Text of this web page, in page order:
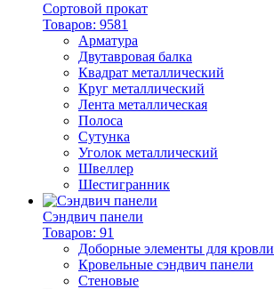
Сортовой прокат
Товаров: 9581
Арматура
Двутавровая балка
Квадрат металлический
Круг металлический
Лента металлическая
Полоса
Сутунка
Уголок металлический
Швеллер
Шестигранник
Сэндвич панели
Товаров: 91
Доборные элементы для кровли
Кровельные сэндвич панели
Стеновые